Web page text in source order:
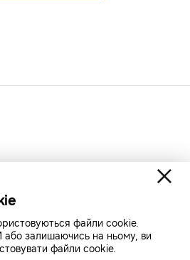
файли cookie.
залишаючись на ньому, ви
файли cookie.